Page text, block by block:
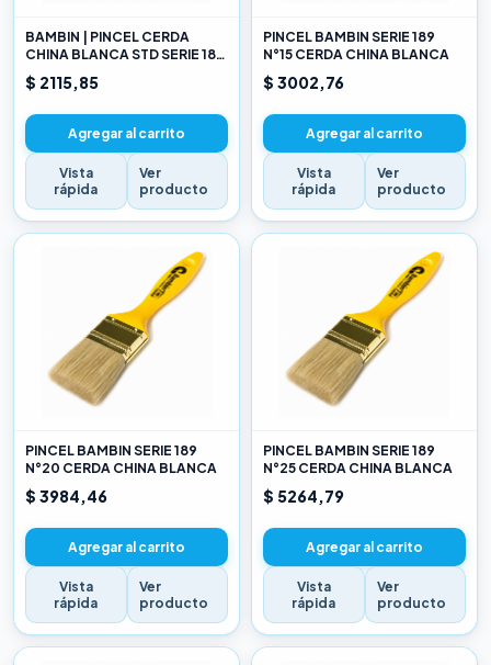
BAMBIN | PINCEL CERDA
CHINA BLANCA STD SERIE 189
10
$ 2115,85
Agregar al carrito
Vista
rápida
Ver
producto
PINCEL BAMBIN SERIE 189
N°15 CERDA CHINA BLANCA
$ 3002,76
Agregar al carrito
Vista
rápida
Ver
producto
PINCEL BAMBIN SERIE 189
N°20 CERDA CHINA BLANCA
$ 3984,46
Agregar al carrito
Vista
rápida
Ver
producto
PINCEL BAMBIN SERIE 189
N°25 CERDA CHINA BLANCA
$ 5264,79
Agregar al carrito
Vista
rápida
Ver
producto